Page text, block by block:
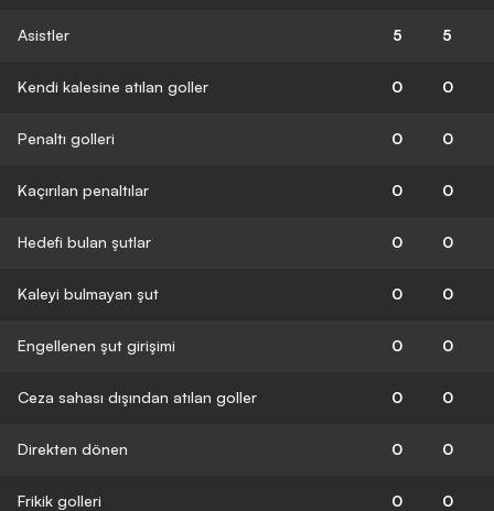
Asistler 5 5
Kendi kalesine atılan goller 0 0
Penaltı golleri 0 0
Kaçırılan penaltılar 0 0
Hedefi bulan şutlar 0 0
Kaleyi bulmayan şut 0 0
Engellenen şut girişimi 0 0
Ceza sahası dışından atılan goller 0 0
Direkten dönen 0 0
Frikik golleri 0 0